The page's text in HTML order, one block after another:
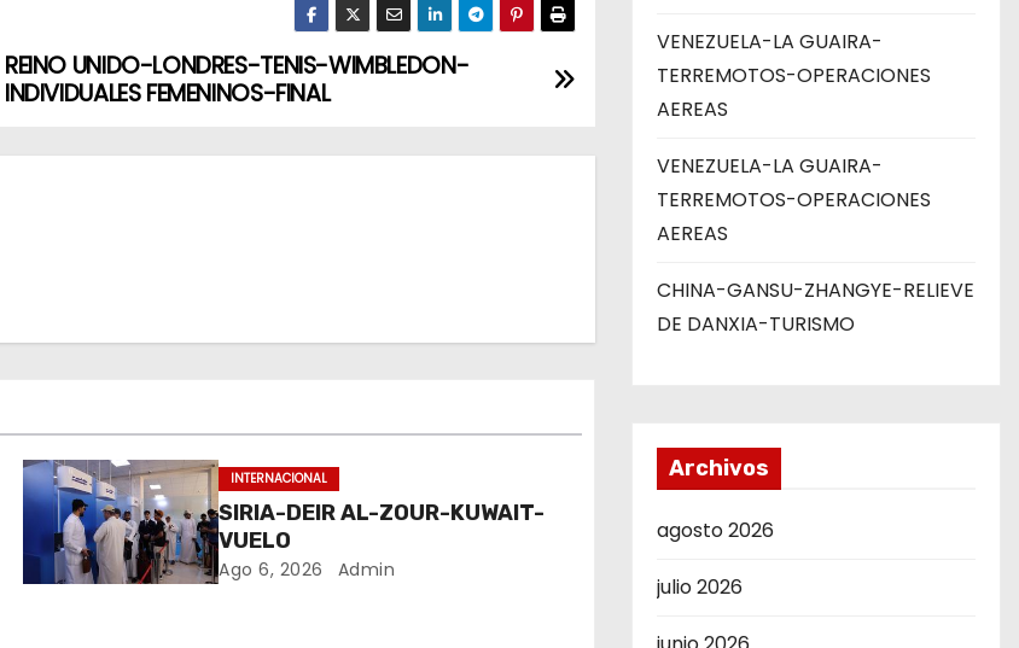
REINO UNIDO-LONDRES-TENIS-WIMBLEDON-
INDIVIDUALES FEMENINOS-FINAL
INTERNACIONAL
SIRIA-DEIR AL-ZOUR-KUWAIT-
VUELO
Ago 6, 2026 Admin
VENEZUELA-LA GUAIRA-
TERREMOTOS-OPERACIONES
AEREAS
VENEZUELA-LA GUAIRA-
TERREMOTOS-OPERACIONES
AEREAS
CHINA-GANSU-ZHANGYE-RELIEVE
DE DANXIA-TURISMO
Archivos
agosto 2026
julio 2026